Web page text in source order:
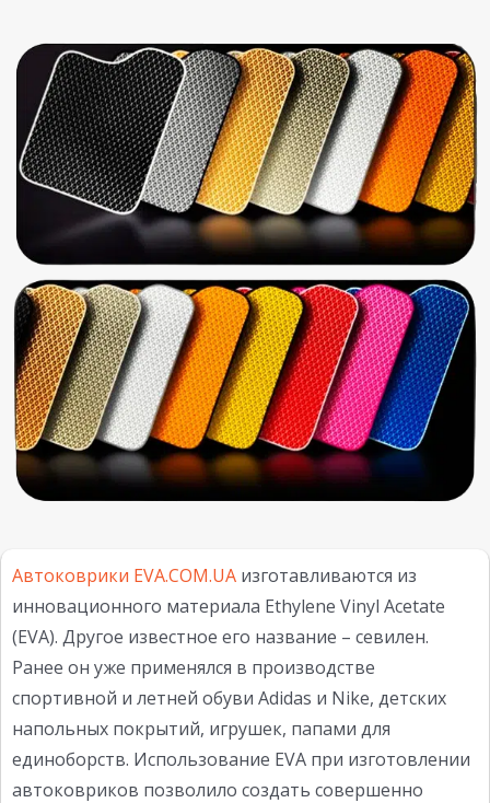
Автоковрики EVA.COM.UA изготавливаются из
инновационного материала Ethylene Vinyl Acetate
(EVA). Другое известное его название – севилен.
Ранее он уже применялся в производстве
спортивной и летней обуви Adidas и Nike, детских
напольных покрытий, игрушек, папами для
единоборств. Использование EVA при изготовлении
автоковриков позволило создать совершенно